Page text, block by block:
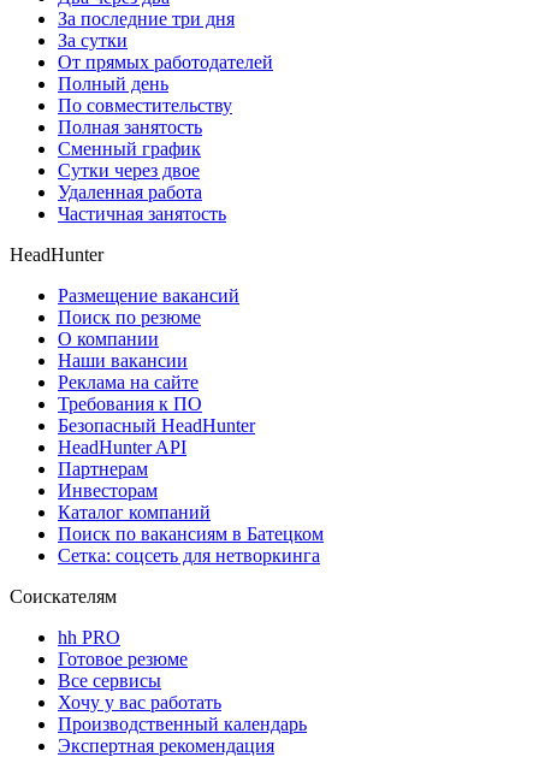
За последние три дня
За сутки
От прямых работодателей
Полный день
По совместительству
Полная занятость
Сменный график
Сутки через двое
Удаленная работа
Частичная занятость
HeadHunter
Размещение вакансий
Поиск по резюме
О компании
Наши вакансии
Реклама на сайте
Требования к ПО
Безопасный HeadHunter
HeadHunter API
Партнерам
Инвесторам
Каталог компаний
Поиск по вакансиям в Батецком
Сетка: соцсеть для нетворкинга
Соискателям
hh PRO
Готовое резюме
Все сервисы
Хочу у вас работать
Производственный календарь
Экспертная рекомендация